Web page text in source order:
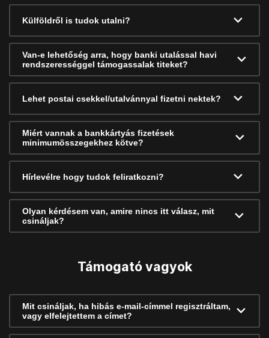
Külföldről is tudok utalni?
Van-e lehetőség arra, hogy banki utalással havi
rendszerességgel támogassalak titeket?
Lehet postai csekkel/utalvánnyal fizetni nektek?
Miért vannak a bankkártyás fizetések
minimumösszegekhez kötve?
Hírlevélre hogy tudok feliratkozni?
Olyan kérdésem van, amire nincs itt válasz, mit
csináljak?
Támogató vagyok
Mit csináljak, ha hibás e-mail-címmel regisztráltam,
vagy elfelejtettem a címet?